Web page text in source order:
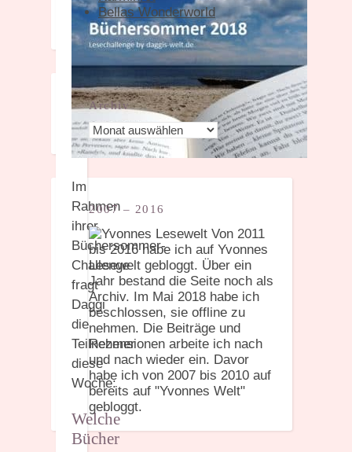
Im
Rahmen
ihrer
Büchersommer-
Challenge
fragt
Daggi
die
Teilnehmer
diese
Woche:
Welche
Bücher
Bellas Wonderworld
Archiv
Archiv
2007 – 2016
Von 2011
bis 2016 habe ich auf Yvonnes
Lesewelt gebloggt. Über ein
Jahr bestand die Seite noch als
Archiv. Im Mai 2018 habe ich
beschlossen, sie offline zu
nehmen. Die Beiträge und
Rezensionen arbeite ich nach
und nach wieder ein. Davor
habe ich von 2007 bis 2010 auf
bereits auf "Yvonnes Welt"
gebloggt.